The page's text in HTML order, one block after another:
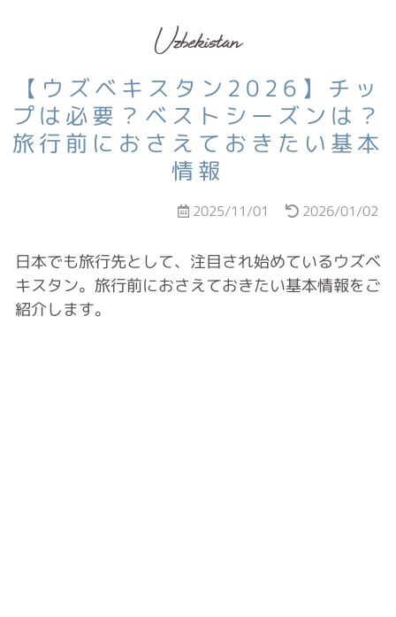
Uzbekistan
【ウズベキスタン2026】チッ
プは必要？ベストシーズンは？
旅行前におさえておきたい基本
情報
2025/11/01 2026/01/02
日本でも旅行先として、注目され始めているウズベ
キスタン。旅行前におさえておきたい基本情報をご
紹介します。